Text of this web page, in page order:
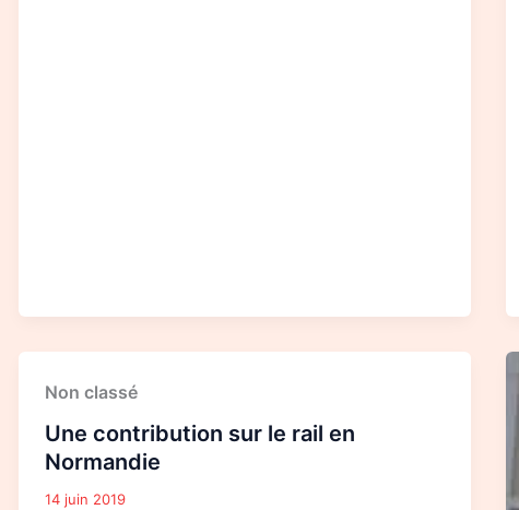
Non classé
Une contribution sur le rail en
Normandie
14 juin 2019
Une
contribution
le
rail
en
Normandie